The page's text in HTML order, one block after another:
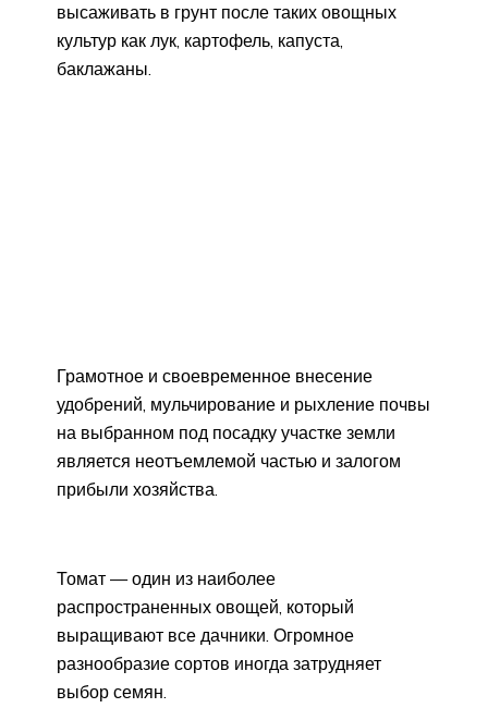
высаживать в грунт после таких овощных
культур как лук, картофель, капуста,
баклажаны.
Грамотное и своевременное внесение
удобрений, мульчирование и рыхление почвы
на выбранном под посадку участке земли
является неотъемлемой частью и залогом
прибыли хозяйства.
Томат — один из наиболее
распространенных овощей, который
выращивают все дачники. Огромное
разнообразие сортов иногда затрудняет
выбор семян.